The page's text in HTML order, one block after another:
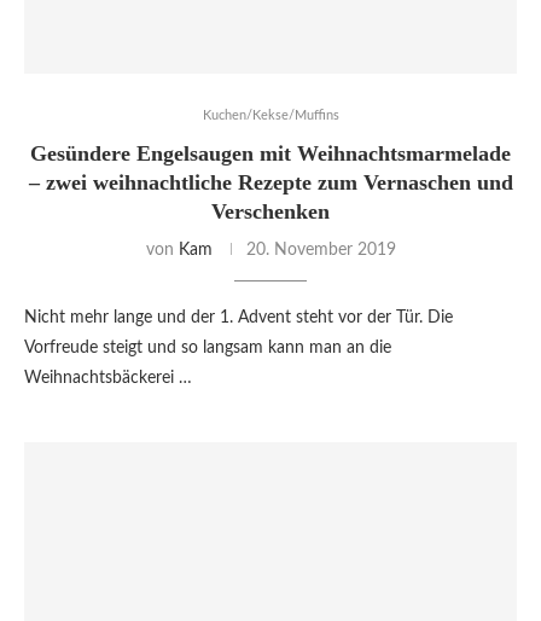
Kuchen/Kekse/Muffins
Gesündere Engelsaugen mit Weihnachtsmarmelade
– zwei weihnachtliche Rezepte zum Vernaschen und
Verschenken
von Kam 20. November 2019
Nicht mehr lange und der 1. Advent steht vor der Tür. Die
Vorfreude steigt und so langsam kann man an die
Weihnachtsbäckerei …